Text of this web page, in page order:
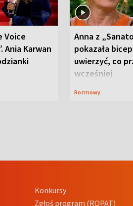
Voice
Ania Karwan
Anna z
pokazała
uwierzyć, co
wcześniej
Rozmowy
Konkursy
Zgłoś program (ROPAT)